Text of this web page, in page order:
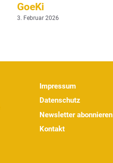
GoeKi
3. Februar 2026
Impressum
Datenschutz
Newsletter abonnieren
Kontakt